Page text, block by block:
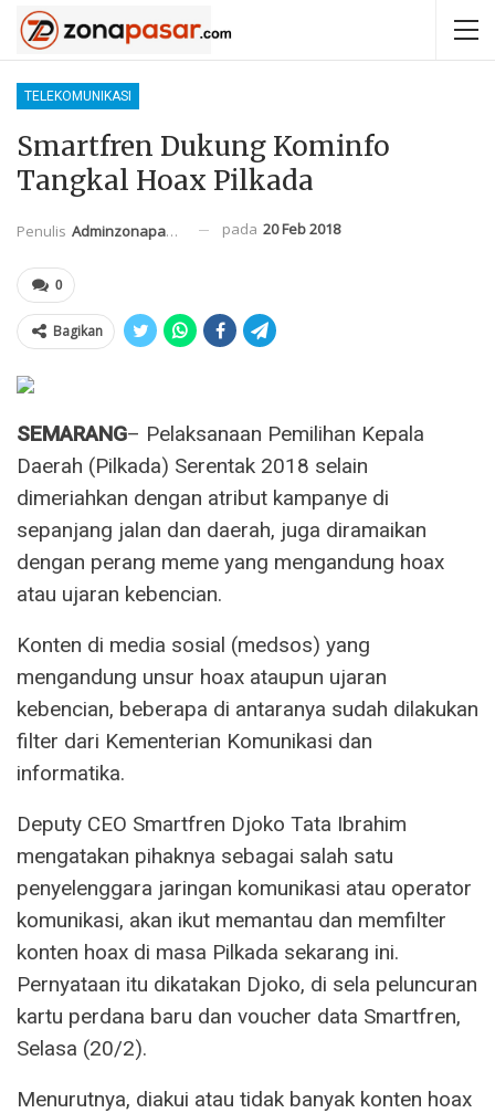
TELEKOMUNIKASI
Smartfren Dukung Kominfo
Tangkal Hoax Pilkada
Penulis Adminzonapasar pada 20 Feb 2018
0
Bagikan
SEMARANG– Pelaksanaan Pemilihan Kepala
Daerah (Pilkada) Serentak 2018 selain
dimeriahkan dengan atribut kampanye di
sepanjang jalan dan daerah, juga diramaikan
dengan perang meme yang mengandung hoax
atau ujaran kebencian.
Konten di media sosial (medsos) yang
mengandung unsur hoax ataupun ujaran
kebencian, beberapa di antaranya sudah dilakukan
filter dari Kementerian Komunikasi dan
informatika.
Deputy CEO Smartfren Djoko Tata Ibrahim
mengatakan pihaknya sebagai salah satu
penyelenggara jaringan komunikasi atau operator
komunikasi, akan ikut memantau dan memfilter
konten hoax di masa Pilkada sekarang ini.
Pernyataan itu dikatakan Djoko, di sela peluncuran
kartu perdana baru dan voucher data Smartfren,
Selasa (20/2).
Menurutnya, diakui atau tidak banyak konten hoax